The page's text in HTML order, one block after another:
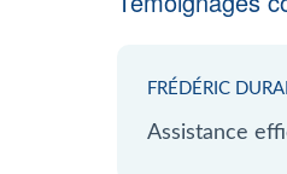
FRÉDÉRIC
Assistance